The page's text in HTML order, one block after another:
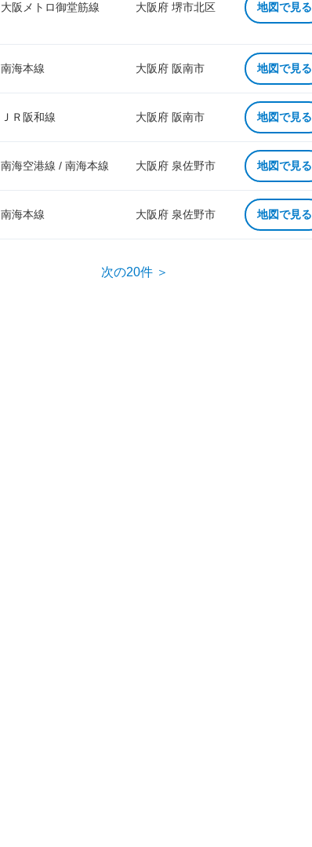
大阪メトロ御堂筋線 大阪府 堺市北区 地図で見る
南海本線 大阪府 阪南市 地図で見る
ＪＲ阪和線 大阪府 阪南市 地図で見る
南海空港線 / 南海本線 大阪府 泉佐野市 地図で見る
南海本線 大阪府 泉佐野市 地図で見る
次の20件 ＞